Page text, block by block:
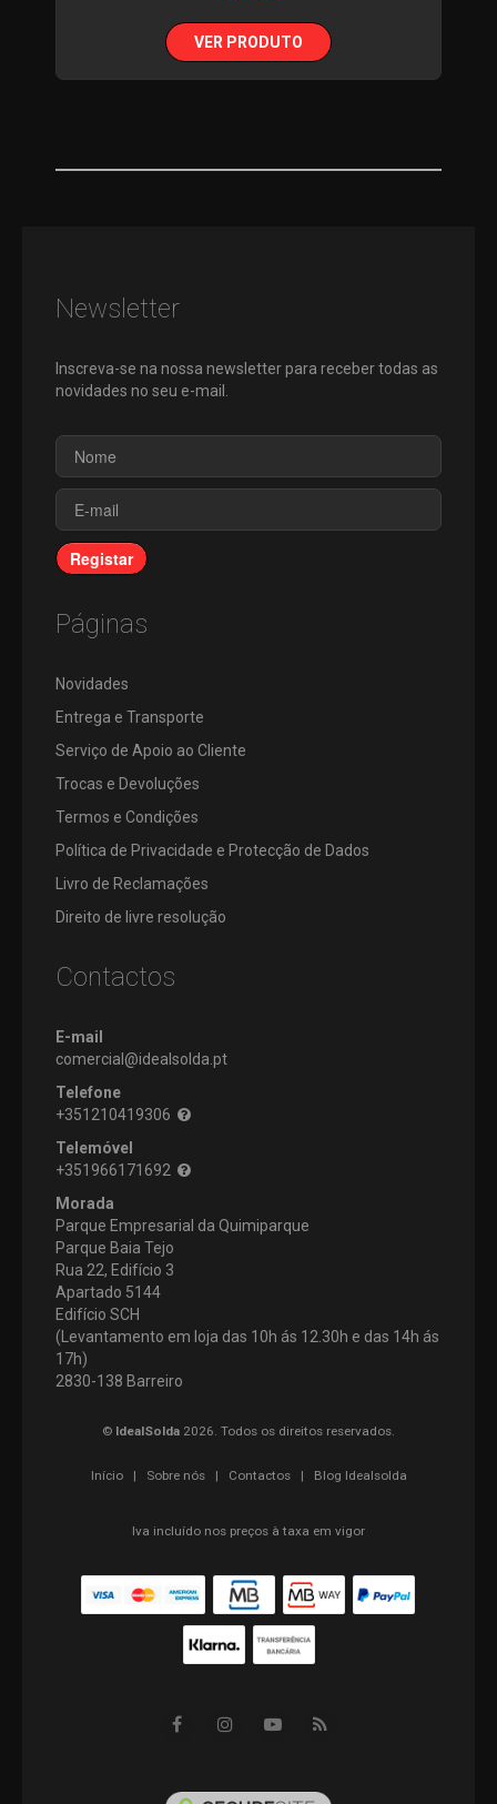
VER PRODUTO
Newsletter
Inscreva-se na nossa newsletter para receber todas as
novidades no seu e-mail.
Registar
Páginas
Novidades
Entrega e Transporte
Serviço de Apoio ao Cliente
Trocas e Devoluções
Termos e Condições
Política de Privacidade e Protecção de Dados
Livro de Reclamações
Direito de livre resolução
Contactos
E-mail
comercial@idealsolda.pt
Telefone
+351210419306
Telemóvel
+351966171692
Morada
Parque Empresarial da Quimiparque
Parque Baia Tejo
Rua 22, Edifício 3
Apartado 5144
Edifício SCH
(Levantamento em loja das 10h ás 12.30h e das 14h ás
17h)
2830-138 Barreiro
© IdealSolda 2026. Todos os direitos reservados.
Início| Sobre nós| Contactos| Blog Idealsolda
Iva incluído nos preços à taxa em vigor